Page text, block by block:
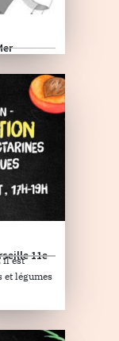
11e
il est
et légumes